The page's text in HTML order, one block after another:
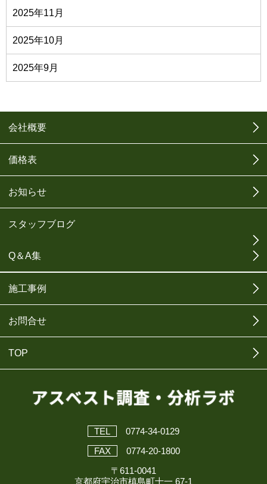
2025年11月
2025年10月
2025年9月
会社概要
価格表
お知らせ
スタッフブログ
Q＆A集
施工事例
お問合せ
TOP
TEL
0774-34-0129
FAX
0774-20-1800
〒611-0041
京都府宇治市槙島町十一 67-1